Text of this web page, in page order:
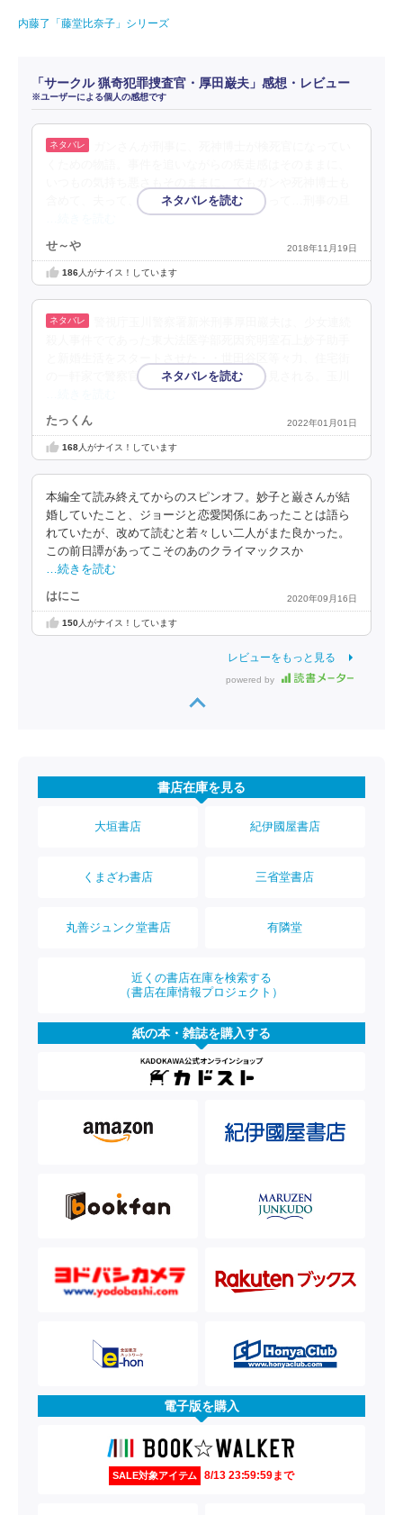
内藤了「藤堂比奈子」シリーズ
「サークル 猟奇犯罪捜査官・厚田巌夫」感想・レビュー
※ユーザーによる個人の感想です
含めて、夫って、夫婦って、奥さんがいるって…刑事の旦
せ～や 2018年11月19日
186人がナイス！しています
の一軒家で警察官家族四人の惨殺死体が発見される。玉川
たっくん 2022年01月01日
168人がナイス！しています
本編全て読み終えてからのスピンオフ。妙子と巌さんが結
婚していたこと、ジョージと恋愛関係にあったことは語ら
れていたが、改めて読むと若々しい二人がまた良かった。
この前日譚があってこそのあのクライマックスか
…続きを読む
はにこ 2020年09月16日
150人がナイス！しています
レビューをもっと見る
powered by
書店在庫を見る
大垣書店 紀伊國屋書店
くまざわ書店 三省堂書店
丸善ジュンク堂書店 有隣堂
近くの書店在庫を検索する
（書店在庫情報プロジェクト）
紙の本・雑誌を購入する
電子版を購入
SALE対象アイテム 8/13 23:59:59まで